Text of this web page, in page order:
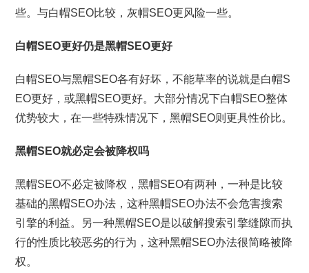
些。与白帽SEO比较，灰帽SEO更风险一些。
白帽SEO更好仍是黑帽SEO更好
白帽SEO与黑帽SEO各有好坏，不能草率的说就是白帽S
EO更好，或黑帽SEO更好。大部分情况下白帽SEO整体
优势较大，在一些特殊情况下，黑帽SEO则更具性价比。
黑帽SEO就必定会被降权吗
黑帽SEO不必定被降权，黑帽SEO有两种，一种是比较
基础的黑帽SEO办法，这种黑帽SEO办法不会危害搜索
引擎的利益。另一种黑帽SEO是以破解搜索引擎缝隙而执
行的性质比较恶劣的行为，这种黑帽SEO办法很简略被降
权。